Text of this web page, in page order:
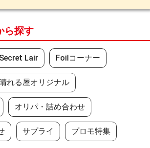
ら探す
Secret Lair Foilコーナー
れる屋オリジナル
オリパ・詰め合わせ
サプライ プロモ特集